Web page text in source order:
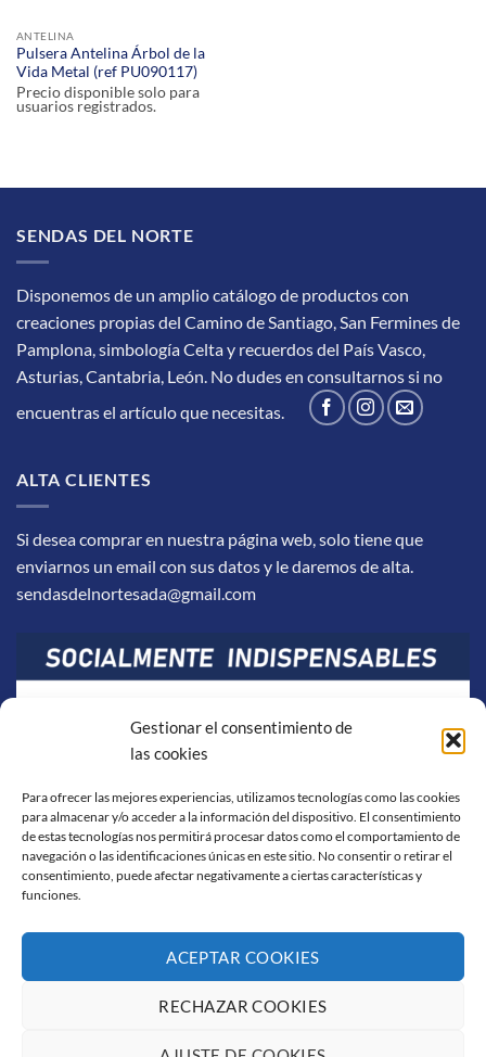
Gestionar el consentimiento de
las cookies
Para ofrecer las mejores experiencias, utilizamos tecnologías como las cookies
para almacenar y/o acceder a la información del dispositivo. El consentimiento
de estas tecnologías nos permitirá procesar datos como el comportamiento de
navegación o las identificaciones únicas en este sitio. No consentir o retirar el
consentimiento, puede afectar negativamente a ciertas características y
funciones.
ACEPTAR COOKIES
RECHAZAR COOKIES
ANTELINA
Pulsera Antelina Árbol de la
Vida Metal (ref PU090117)
Precio disponible solo para
usuarios registrados.
SENDAS DEL NORTE
Disponemos de un amplio catálogo de productos con
creaciones propias del Camino de Santiago, San Fermines de
Pamplona, simbología Celta y recuerdos del País Vasco,
Asturias, Cantabria, León. No dudes en consultarnos si no
encuentras el artículo que necesitas.
ALTA CLIENTES
Si desea comprar en nuestra página web, solo tiene que
enviarnos un email con sus datos y le daremos de alta.
sendasdelnortesada@gmail.com
Visa PayPal Stripe MasterCard